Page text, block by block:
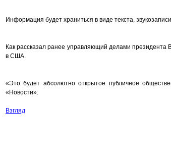
Информация будет храниться в виде текста,
Как рассказал ранее управляющий делами президента
в США.
«Это будет абсолютно открытое публичное
«Новости».
Взгляд